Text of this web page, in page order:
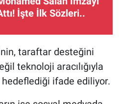
İşte İlk Sözleri..
taraftar desteğini
teknoloji aracılığıyla
hedeflediği ifade ediliyor.